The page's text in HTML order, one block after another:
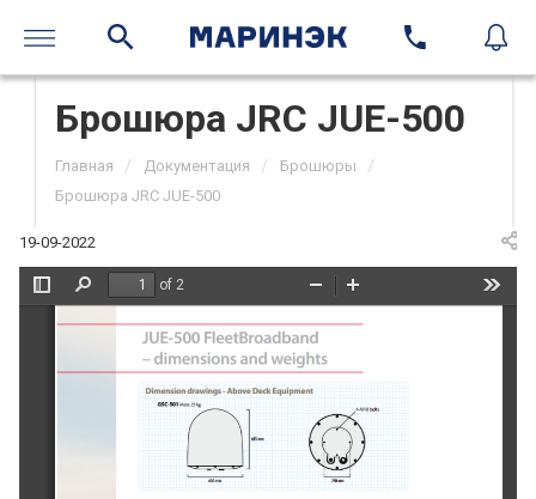
Брошюра JRC JUE-500
Главная / Документация / Брошюры /
Брошюра JRC JUE-500
19-09-2022
Find
of 2
Zoom